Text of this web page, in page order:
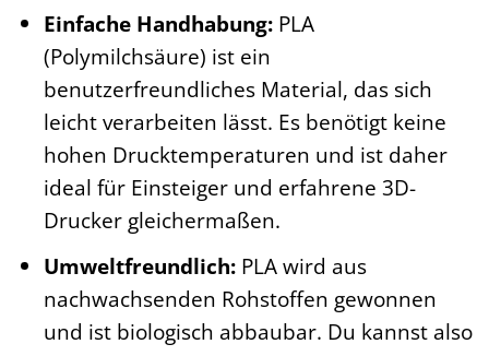
Einfache Handhabung:PLA
(Polymilchsäure) ist ein
benutzerfreundliches Material, das sich
leicht verarbeiten lässt. Es benötigt keine
hohen Drucktemperaturen und ist daher
ideal für Einsteiger und erfahrene 3D-
Drucker gleichermaßen.
Umweltfreundlich:PLA wird aus
nachwachsenden Rohstoffen gewonnen
und ist biologisch abbaubar. Du kannst also